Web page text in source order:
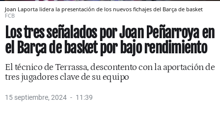
Joan Laporta lidera la presentación de los nuevos fichajes del Barça de basket
FCB
Los tres señalados por Joan Peñarroya en
el Barça de basket por bajo rendimiento
El técnico de Terrassa, descontento con la aportación de
tres jugadores clave de su equipo
15 septiembre, 2024 11:39